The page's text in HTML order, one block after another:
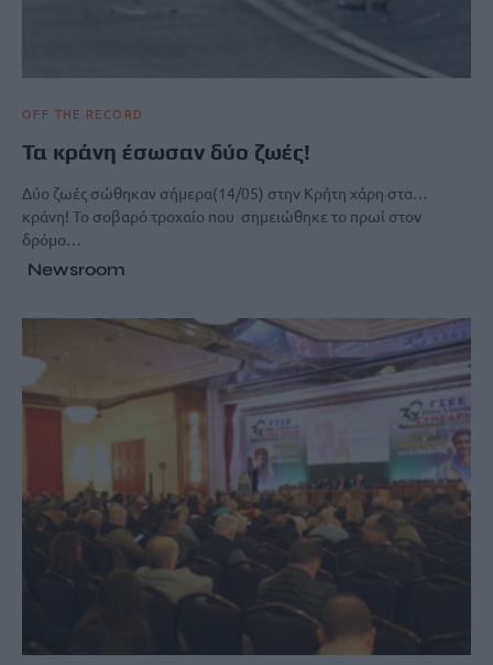
OFF THE RECORD
Τα κράνη έσωσαν δύο ζωές!
Δύο ζωές σώθηκαν σήμερα(14/05) στην Κρήτη χάρη στα…
κράνη! Το σοβαρό τροχαίο που σημειώθηκε το πρωί στον
δρόμο…
Newsroom